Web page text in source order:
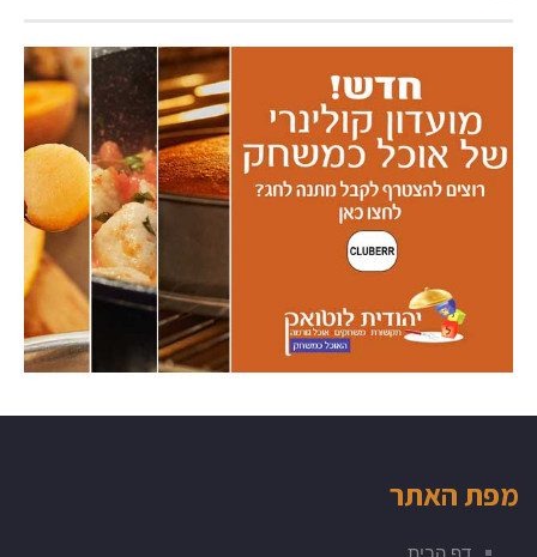
מפת האתר
דף הבית